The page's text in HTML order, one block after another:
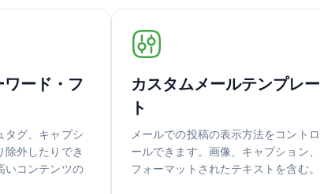
ード・フ
タグ、キャプシ
除外したりでき
いコンテンツの
カスタムメールテンプレー
ト
メールでの投稿の表示方法をコントロ
ールできます。画像、キャプション、
フォーマットされたテキストを含む。